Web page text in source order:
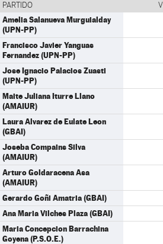
PARTIDO
Amelia Salanueva Murguialday
(UPN-PP)
Francisco Javier Yanguas
Fernandez (UPN-PP)
Jose Ignacio Palacios Zuasti
(UPN-PP)
Maite Juliana Iturre Llano
(AMAIUR)
Laura Alvarez de Eulate Leon
(GBAI)
Joseba Compains Silva
(AMAIUR)
Arturo Goldaracena Asa
(AMAIUR)
Gerardo Goñi Amatria (GBAI)
Ana Maria Vilches Plaza (GBAI)
Maria Concepcion Barrachina
Goyena (P.S.O.E.)